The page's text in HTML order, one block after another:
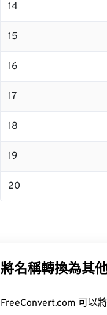
14
15
16
17
18
19
20
將名稱轉換為其
FreeConvert.com 可以